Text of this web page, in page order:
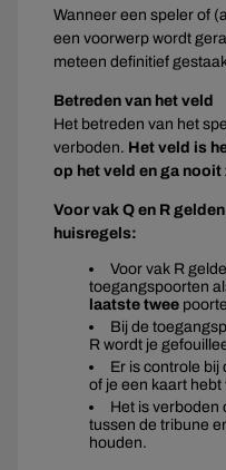
Wanneer een speler of
een voorwerp wordt
meteen definitief
Betreden van het veld
Het betreden van het
verboden. Het veld is
op het veld en ga nooit
Voor vak Q en R
huisregels:
Voor vak R
toegangspoorten
laatste twee
Bij de
R wordt je
Er is controle bij
of je een kaart hebt
Het is verboden
tussen de tribune
houden.